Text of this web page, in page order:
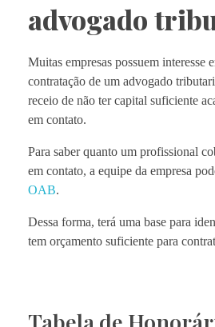
advogado
Muitas empresas possuem interesse
contratação de um advogado
receio de não ter capital suficiente
em contato.
Para saber quanto um profissional
em contato, a equipe da empresa
OAB.
Dessa forma, terá uma base para
tem orçamento suficiente para
Tabela de